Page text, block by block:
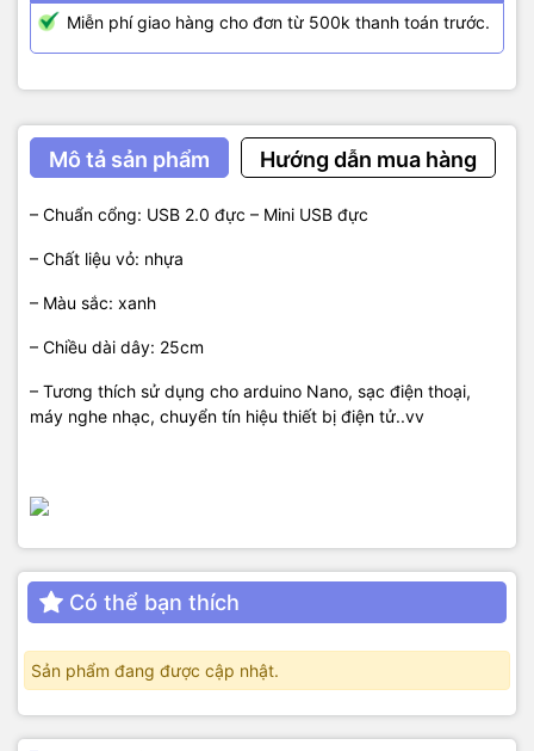
Miễn phí giao hàng cho đơn từ 500k thanh toán trước.
Mô tả sản phẩm Hướng dẫn mua hàng
– Chuẩn cổng: USB 2.0 đực – Mini USB đực
– Chất liệu vỏ: nhựa
– Màu sắc: xanh
– Chiều dài dây: 25cm
– Tương thích sử dụng cho arduino Nano, sạc điện thoại,
máy nghe nhạc, chuyển tín hiệu thiết bị điện tử..vv
Có thể bạn thích
Sản phẩm đang được cập nhật.